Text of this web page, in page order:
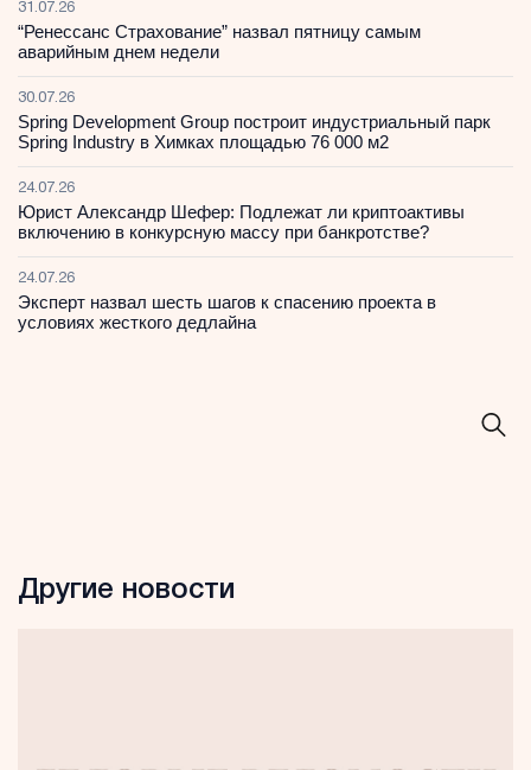
31.07.26
“Ренессанс Страхование” назвал пятницу самым
аварийным днем недели
30.07.26
Spring Development Group построит индустриальный парк
Spring Industry в Химках площадью 76 000 м2
24.07.26
Юрист Александр Шефер: Подлежат ли криптоактивы
включению в конкурсную массу при банкротстве?
24.07.26
Эксперт назвал шесть шагов к спасению проекта в
условиях жесткого дедлайна
Другие новости